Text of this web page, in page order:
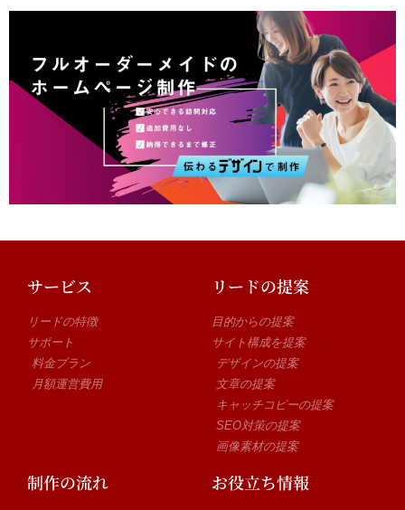
サービス
リードの特徴
サポート
料金プラン
月額運営費用
リードの提案
目的からの提案
サイト構成を提案
デザインの提案
文章の提案
キャッチコピーの提案
SEO対策の提案
画像素材の提案
制作の流れ お役立ち情報